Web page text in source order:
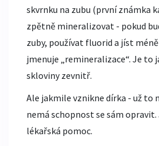
skvrnku na zubu (první známka
zpětně mineralizovat - pokud
zuby, používat fluorid a jíst méně
jmenuje „remineralizace“. Je to
skloviny zevnitř.
Ale jakmile vznikne dírka - už to
nemá schopnost se sám
lékařská pomoc.